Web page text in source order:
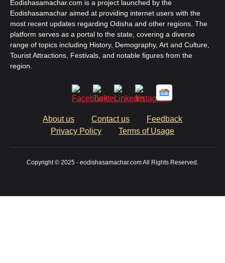
Eodishasamachar.com is a project launched by the
Eodishasamachar aimed at providing internet users with the
most recent updates regarding Odisha and other regions. The
platform serves as a portal to the state, covering a diverse
range of topics including History, Demography, Art and Culture,
Tourist Attractions, Festivals, and notable figures from the
region.
About us Contact us
Feedback
Privacy Policy
Terms of Usage
Copyright © 2025 - eodishasamachar.com All Rights Reserved.